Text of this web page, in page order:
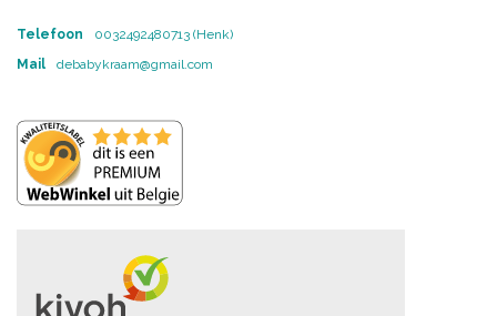
Telefoon
0032492480713 (Henk)
Mail
debabykraam@gmail.com